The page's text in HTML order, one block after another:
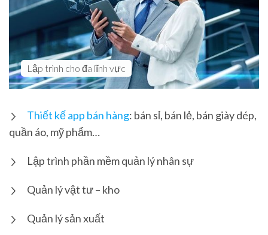
Lập trình cho đa lĩnh vực
Thiết kế app bán hàng: bán sỉ, bán lẻ, bán giày dép,
quần áo, mỹ phẩm…
Lập trình phần mềm quản lý nhân sự
Quản lý vật tư – kho
Quản lý sản xuất